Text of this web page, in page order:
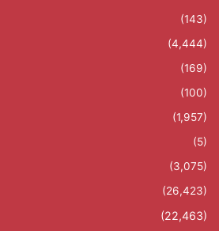
(143)
(4,444)
(169)
(100)
(1,957)
(5)
(3,075)
(26,423)
(22,463)